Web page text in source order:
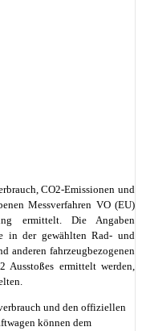
CO2-Emissionen und
Messverfahren VO (EU)
ermittelt. Die Angaben
in der gewählten Rad- und
anderen fahrzeugbezogenen
Ausstoßes ermittelt werden,
und den offiziellen
können dem